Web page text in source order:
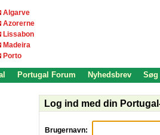
Algarve
Azorerne
Lissabon
Madeira
Porto
Portugal Forum Nyhedsbrev Søg
Log ind med din
Brugernavn: